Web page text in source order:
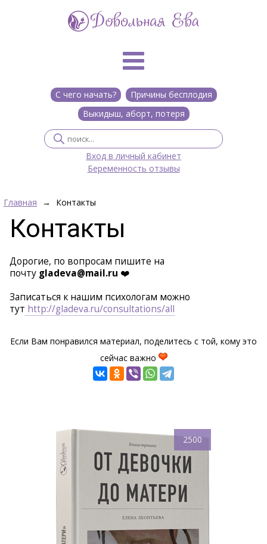
С чего начать?
Причины бесплодия
Выкидыш, аборт, потеря
Вход в личный кабинет
Беременность отзывы
Главная → Контакты
Контакты
Дорогие, по вопросам пишите на
почту gladeva@mail.ru ❤️
Записаться к нашим психологам можно
тут http://gladeva.ru/consultations/all
Если Вам понравился материал, поделитесь с той, кому это
сейчас важно
2500